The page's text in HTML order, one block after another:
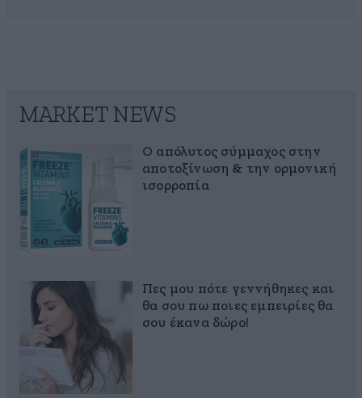
MARKET NEWS
Ο απόλυτος σύμμαχος στην
αποτοξίνωση & την ορμονική
ισορροπία
Πες μου πότε γεννήθηκες και
θα σου πω ποιες εμπειρίες θα
σου έκανα δώρο!